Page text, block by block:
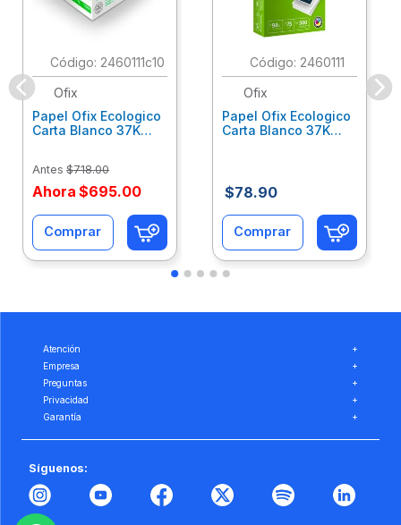
: 2460111c10
Ofix
Papel Ofix Ecologico
Carta Blanco 37K
Antes $718.00
Ahora $695.00
Comprar
: 2460111
Ofix
Papel Ofix Ecologico
Carta Blanco 37K
$78.90
Comprar
Atención
+
Empresa
+
Preguntas
+
Privacidad
+
Garantía
+
Síguenos: